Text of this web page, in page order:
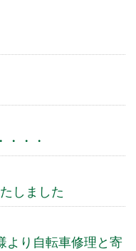
・・
しました
より自転車修理と寄